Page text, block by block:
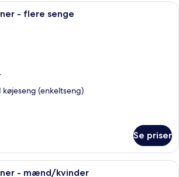
Et soveværelse med køjeseng, et
- flere senge
køjeseng (enkeltseng)
Se priser
Et værelse med køjeseng, trævæg,
- mænd/kvinder